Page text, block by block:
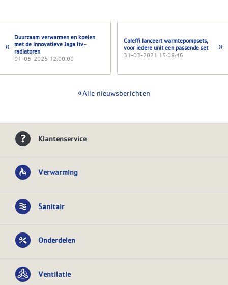
Duurzaam verwarmen en koelen
met de innovatieve Jaga ltv-
radiatoren
01-05-2025 12:00:00
Caleffi lanceert warmtepompsets,
voor iedere unit een passende set
31-03-2021 15:08:46
Alle nieuwsberichten
Klantenservice
Verwarming
Sanitair
Onderdelen
Ventilatie